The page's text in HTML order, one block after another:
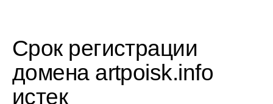
Срок регистрации
домена artpoisk.info
истек